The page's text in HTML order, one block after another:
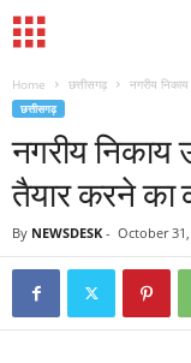
Home छत्तीसगढ़ नगरीय
छत्तीसगढ़
नगरीय निकाय
तैयार करने का
By NEWSDESK - October